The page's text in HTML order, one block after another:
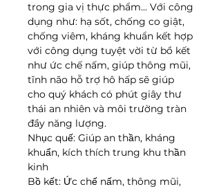
trong gia vị thực phẩm... Với công
dụng như: hạ sốt, chống co giật,
chống viêm, kháng khuẩn kết hợp
với công dụng tuyệt vời từ bồ kết
như ức chế nấm, giúp thông mũi,
tĩnh não hỗ trợ hô hấp sẽ giúp
cho quý khách có phút giây thư
thái an nhiên và môi trường tràn
đầy năng lượng.
Nhục quế: Giúp an thần, kháng
khuẩn, kích thích trung khu thần
kinh
Bồ kết: Ức chế nấm, thông mũi,